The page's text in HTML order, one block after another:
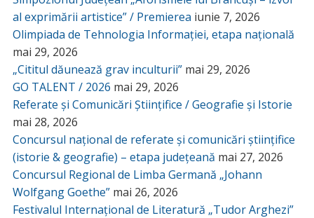
al exprimării artistice” / Premierea iunie 7, 2026
Olimpiada de Tehnologia Informației, etapa națională
mai 29, 2026
„Cititul dăunează grav inculturii” mai 29, 2026
GO TALENT / 2026 mai 29, 2026
Referate și Comunicări Științifice / Geografie și Istorie
mai 28, 2026
Concursul național de referate și comunicări științifice
(istorie & geografie) – etapa județeană mai 27, 2026
Concursul Regional de Limba Germană „Johann
Wolfgang Goethe” mai 26, 2026
Festivalul Internațional de Literatură „Tudor Arghezi”